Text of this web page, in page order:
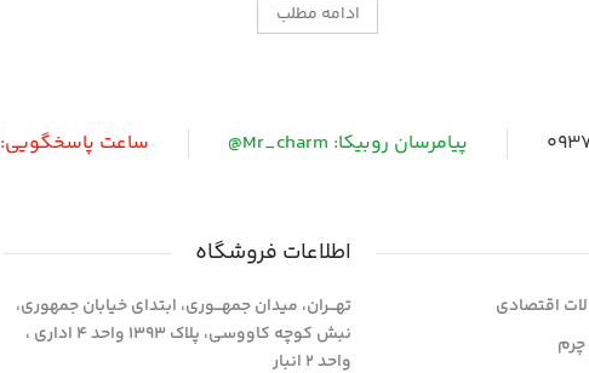
ادامه مطلب
پیامرسان روبیکا: Mr_charm@ ساعت پاسخگویی: 9 تا 18
اقتصادی
اطلاعات فروشگاه
تهـــران، میدان جمهـــوری، ابتدای خیابان جمهوری،
نبش کوچه کاووسی، پلاک 1393 واحد 4 اداری ،
واحد 2 انبار